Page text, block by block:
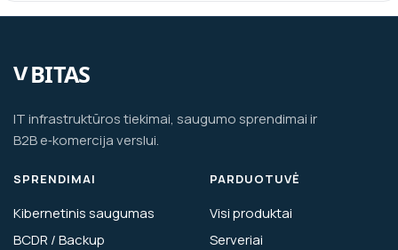
IT infrastruktūros tiekimai, saugumo sprendimai ir
B2B e‑komercija verslui.
SPRENDIMAI
Kibernetinis saugumas
BCDR / Backup
PARDUOTUVĖ
Visi produktai
Serveriai